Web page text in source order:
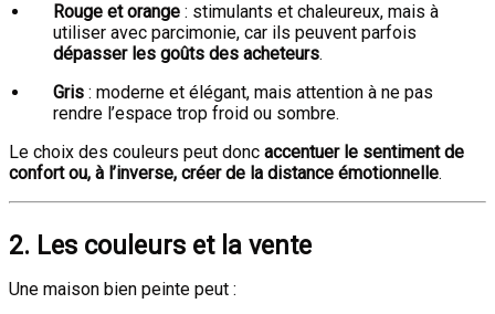
Rouge et orange : stimulants et chaleureux, mais à
utiliser avec parcimonie, car ils peuvent parfois
dépasser les goûts des acheteurs.
Gris : moderne et élégant, mais attention à ne pas
rendre l’espace trop froid ou sombre.
Le choix des couleurs peut donc accentuer le sentiment de
confort ou, à l’inverse, créer de la distance émotionnelle.
2. Les couleurs et la vente
Une maison bien peinte peut :